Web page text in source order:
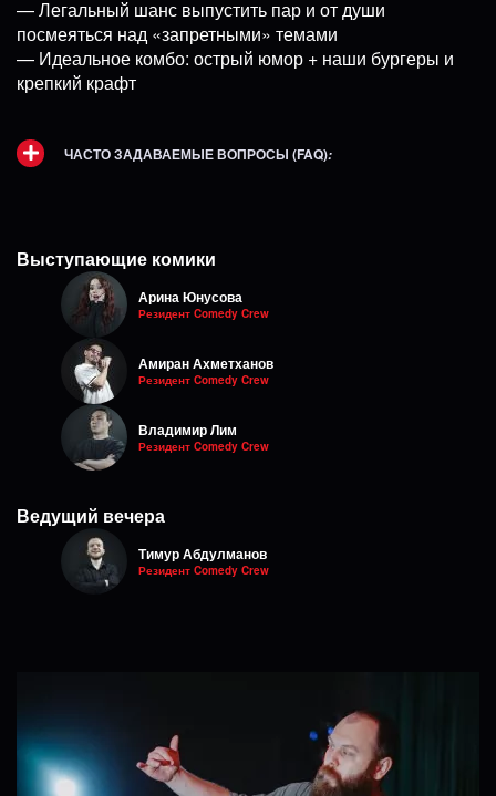
— Легальный шанс выпустить пар и от души
посмеяться над «запретными» темами
— Идеальное комбо: острый юмор + наши бургеры и
крепкий крафт
ЧАСТО ЗАДАВАЕМЫЕ ВОПРОСЫ (FAQ):
Выступающие комики
Арина Юнусова
Резидент Comedy Crew
Амиран Ахметханов
Резидент Comedy Crew
Владимир Лим
Резидент Comedy Crew
Ведущий вечера
Тимур Абдулманов
Резидент Comedy Crew